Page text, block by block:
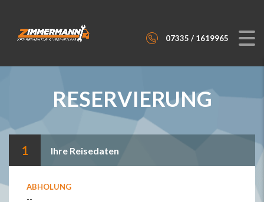
07335 / 1619965
RESERVIERUNG
1 Ihre Reisedaten
ABHOLUNG
--